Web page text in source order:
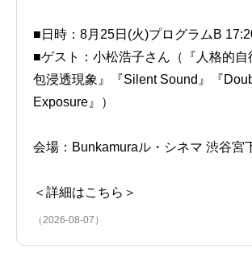
■日時：8月25日(火)プログラムB
■ゲスト：小松浩子さん（『人格的自
包浸透現象』『Silent Sound』『
Exposure』）
会場：Bunkamuraル・シネマ 渋谷宮
＜詳細はこちら＞
（2026-08-07）